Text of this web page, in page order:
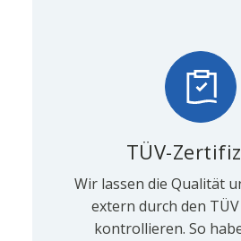
TÜV-
Wir lassen die Qualität
extern durch den
kontrollieren. So